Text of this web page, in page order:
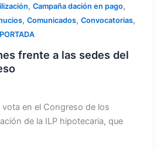
, Campaña dación en pago,
, Comunicados, Convocatorias,
PORTADA
frente a las sedes del
en el Congreso de los
de la ILP hipotecaria, que